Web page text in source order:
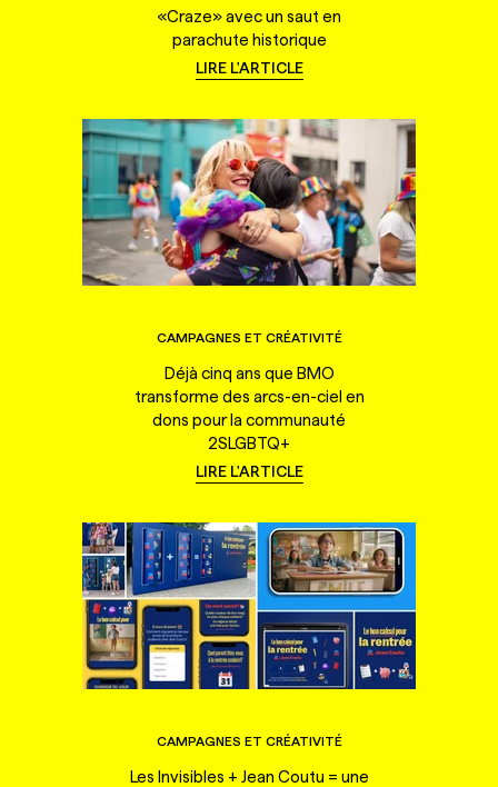
«Craze» avec un saut en
parachute historique
LIRE L'ARTICLE
CAMPAGNES ET CRÉATIVITÉ
Déjà cinq ans que BMO
transforme des arcs-en-ciel en
dons pour la communauté
2SLGBTQ+
LIRE L'ARTICLE
CAMPAGNES ET CRÉATIVITÉ
Les Invisibles + Jean Coutu = une